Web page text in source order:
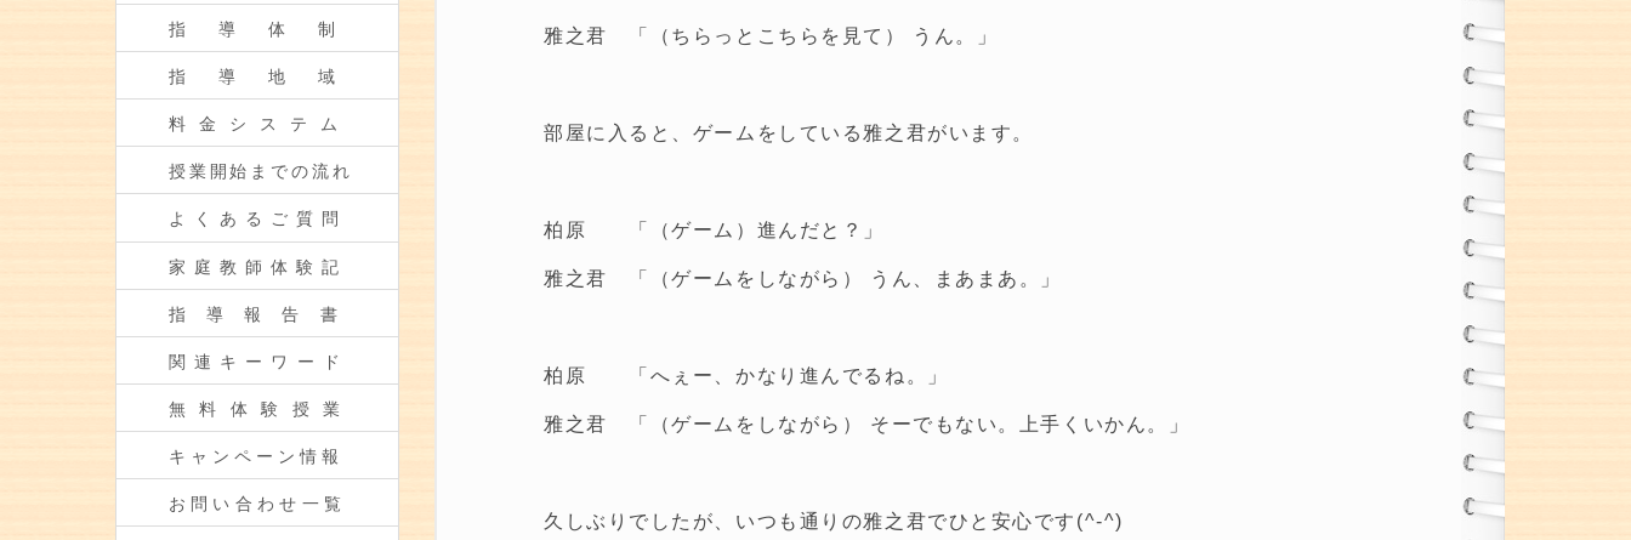
雅之君 「（ちらっとこちらを見て） うん。」
部屋に入ると、ゲームをしている雅之君がいます。
柏原 「（ゲーム）進んだと？」
雅之君 「（ゲームをしながら） うん、まあまあ。」
柏原 「へぇー、かなり進んでるね。」
雅之君 「（ゲームをしながら） そーでもない。上手くいかん。」
久しぶりでしたが、いつも通りの雅之君でひと安心です(^-^)
指導体制
指導地域
料金システム
授業開始までの流れ
よくあるご質問
家庭教師体験記
指導報告書
関連キーワード
無料体験授業
キャンペーン情報
お問い合わせ一覧